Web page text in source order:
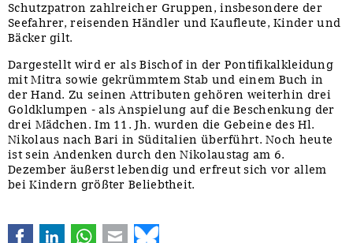
Schutzpatron zahlreicher Gruppen, insbesondere der
Seefahrer, reisenden Händler und Kaufleute, Kinder und
Bäcker gilt.
Dargestellt wird er als Bischof in der Pontifikalkleidung
mit Mitra sowie gekrümmtem Stab und einem Buch in
der Hand. Zu seinen Attributen gehören weiterhin drei
Goldklumpen - als Anspielung auf die Beschenkung der
drei Mädchen. Im 11. Jh. wurden die Gebeine des Hl.
Nikolaus nach Bari in Süditalien überführt. Noch heute
ist sein Andenken durch den Nikolaustag am 6.
Dezember äußerst lebendig und erfreut sich vor allem
bei Kindern größter Beliebtheit.
FacebookLinkedInWhatsApp
E-mail